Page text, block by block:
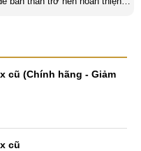
cũ (Chính hãng - Giảm
cũ